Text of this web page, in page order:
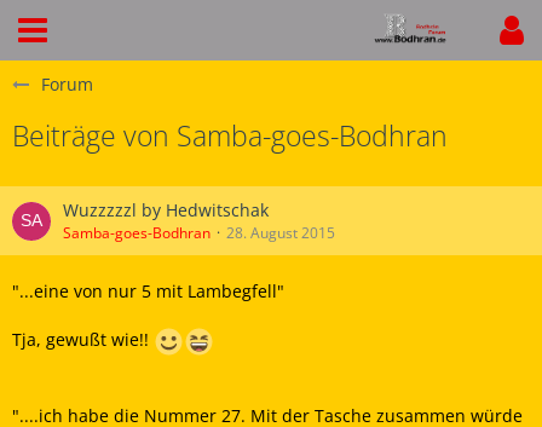
Forum
Beiträge von Samba-goes-Bodhran
Wuzzzzzl by Hedwitschak
Samba-goes-Bodhran 28. August 2015
"...eine von nur 5 mit Lambegfell"
Tja, gewußt wie!!
"....ich habe die Nummer 27. Mit der Tasche zusammen würde